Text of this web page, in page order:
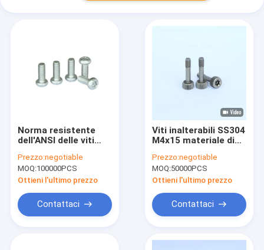
Norma resistente
dell'ANSI delle viti
di acciaio
inossidabile del
compressore
Prezzo:negotiable
MOQ:100000PCS
Ottieni l'ultimo prezzo
Contattaci
Viti inalterabili SS304
M4x15 materiale di
di Pin Head Screws
Anti Theft
Prezzo:negotiable
MOQ:50000PCS
Ottieni l'ultimo prezzo
Contattaci